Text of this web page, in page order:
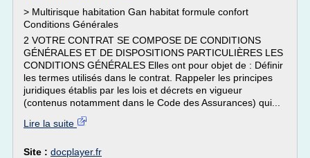
> Multirisque habitation Gan habitat formule confort
Conditions Générales
2 VOTRE CONTRAT SE COMPOSE DE CONDITIONS
GÉNÉRALES ET DE DISPOSITIONS PARTICULIÈRES LES
CONDITIONS GÉNÉRALES Elles ont pour objet de : Définir
les termes utilisés dans le contrat. Rappeler les principes
juridiques établis par les lois et décrets en vigueur
(contenus notamment dans le Code des Assurances) qui...
Lire la suite
Site : docplayer.fr